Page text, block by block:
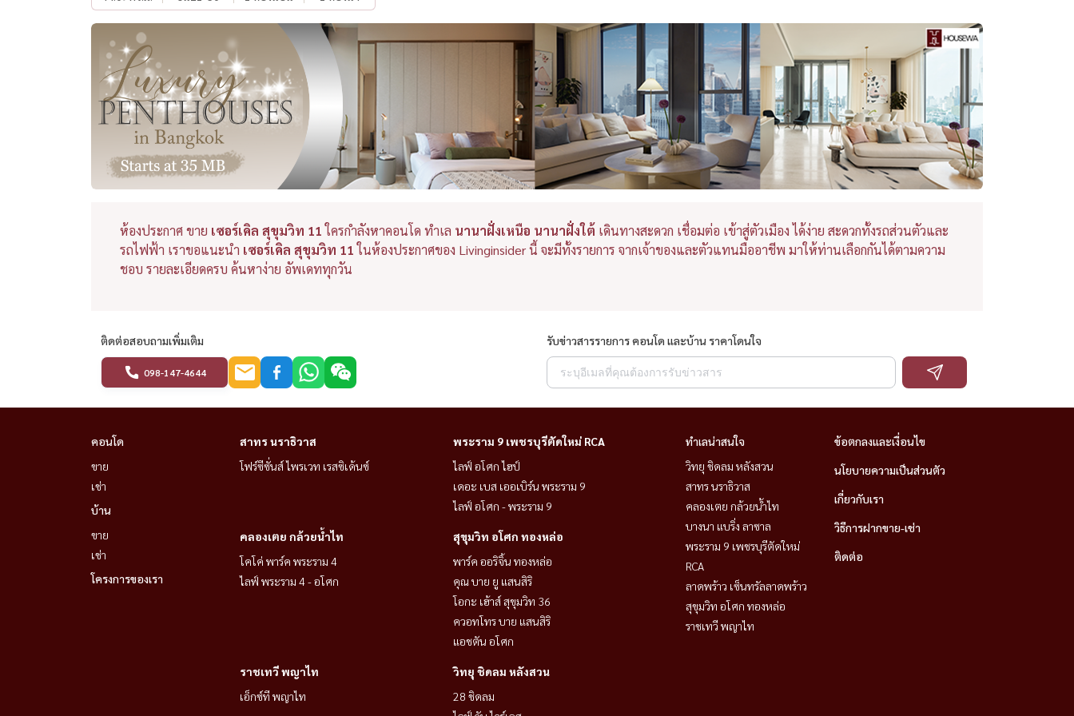
ห้องประกาศ ขาย เซอร์เคิล สุขุมวิท 11ใครกำลังหาคอนโด ทำเล นานาฝั่งเหนือ นานาฝั่งใต้ เดินทางสะดวก เชื่อมต่อ เข้าสู่ตัวเมือง ได้ง่าย สะดวกทั้งรถส่วนตัวและ
รถไฟฟ้า เราขอแนะนำ เซอร์เคิล สุขุมวิท 11ในห้องประกาศของ Livinginsider นี้ จะมีทั้งรายการ จากเจ้าของและตัวแทนมืออาชีพ มาให้ท่านเลือกกันได้ตามความ
ชอบ รายละเอียดครบ ค้นหาง่าย อัพเดททุกวัน
ติดต่อสอบถามเพิ่มเติม
098-147-4644
รับข่าวสารรายการ คอนโด และบ้าน ราคาโดนใจ
คอนโด
ขาย
เช่า
บ้าน
ขาย
เช่า
โครงการของเรา
สาทร นราธิวาส
โฟร์ซีซั่นส์ ไพรเวท เรสซิเด้นซ์
พระราม 9 เพชรบุรีตัดใหม่ RCA
ไลฟ์ อโศก ไฮป์
เดอะ เบส เออเบิร์น พระราม 9
ไลฟ์ อโศก - พระราม 9
คลองเตย กล้วยน้ำไท
โคโค่ พาร์ค พระราม 4
ไลฟ์ พระราม 4 - อโศก
สุขุมวิท อโศก ทองหล่อ
พาร์ค ออริจิ้น ทองหล่อ
คุณ บาย ยู แสนสิริ
โอกะ เฮ้าส์ สุขุมวิท 36
ควอทโทร บาย แสนสิริ
แอชตัน อโศก
ราชเทวี พญาไท
เอ็กซ์ที พญาไท
วิทยุ ชิดลม หลังสวน
28 ชิดลม
ทำเลน่าสนใจ
วิทยุ ชิดลม หลังสวน
สาทร นราธิวาส
คลองเตย กล้วยน้ำไท
บางนา แบริ่ง ลาซาล
พระราม 9 เพชรบุรีตัดใหม่
RCA
ลาดพร้าว เซ็นทรัลลาดพร้าว
สุขุมวิท อโศก ทองหล่อ
ราชเทวี พญาไท
ข้อตกลงและเงื่อนไข
นโยบายความเป็นส่วนตัว
เกี่ยวกับเรา
วิธีการฝากขาย-เช่า
ติดต่อ